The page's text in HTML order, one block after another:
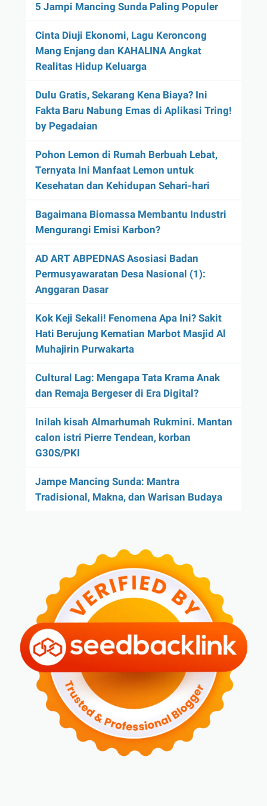
5 Jampi Mancing Sunda Paling Populer
Cinta Diuji Ekonomi, Lagu Keroncong
Mang Enjang dan KAHALINA Angkat
Realitas Hidup Keluarga
Dulu Gratis, Sekarang Kena Biaya? Ini
Fakta Baru Nabung Emas di Aplikasi Tring!
by Pegadaian
Pohon Lemon di Rumah Berbuah Lebat,
Ternyata Ini Manfaat Lemon untuk
Kesehatan dan Kehidupan Sehari-hari
Bagaimana Biomassa Membantu Industri
Mengurangi Emisi Karbon?
AD ART ABPEDNAS Asosiasi Badan
Permusyawaratan Desa Nasional (1):
Anggaran Dasar
Kok Keji Sekali! Fenomena Apa Ini? Sakit
Hati Berujung Kematian Marbot Masjid Al
Muhajirin Purwakarta
Cultural Lag: Mengapa Tata Krama Anak
dan Remaja Bergeser di Era Digital?
Inilah kisah Almarhumah Rukmini. Mantan
calon istri Pierre Tendean, korban
G30S/PKI
Jampe Mancing Sunda: Mantra
Tradisional, Makna, dan Warisan Budaya